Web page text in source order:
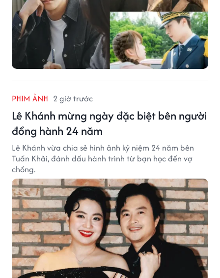
PHIM ẢNH 2 giờ trước
Lê Khánh mừng ngày đặc biệt bên người
đồng hành 24 năm
Lê Khánh vừa chia sẻ hình ảnh kỷ niệm 24 năm bên
Tuấn Khải, đánh dấu hành trình từ bạn học đến vợ
chồng.